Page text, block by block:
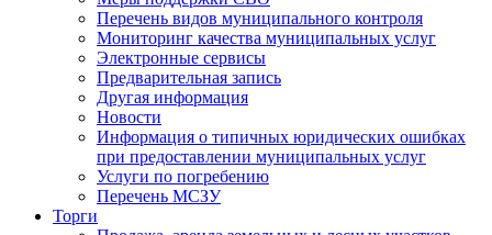
Перечень видов муниципального контроля
Мониторинг качества муниципальных услуг
Электронные сервисы
Предварительная запись
Другая информация
Новости
Информация о типичных юридических ошибках
при предоставлении муниципальных услуг
Услуги по погребению
Перечень МСЗУ
Торги